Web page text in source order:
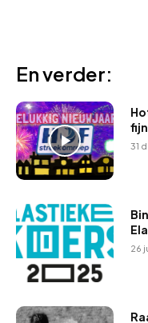
En verder:
31
26